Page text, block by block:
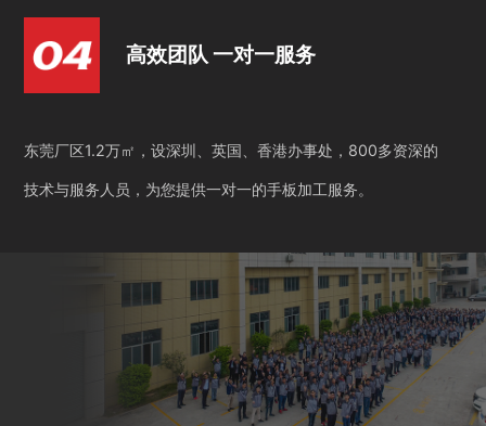
高效团队 一对一服务
东莞厂区1.2万㎡，设深圳、英国、香港办事处，800多资深的
技术与服务人员，为您提供一对一的手板加工服务。